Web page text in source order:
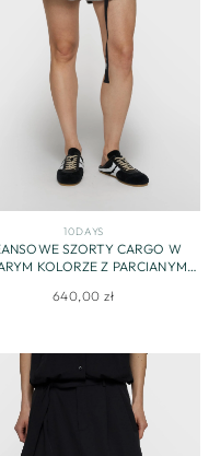
10DAYS
SZORTY CARGO W
KOLORZE Z PARCIANYM
640,00 zł